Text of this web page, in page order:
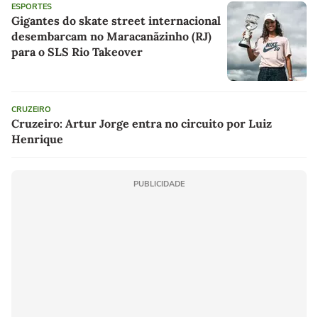
ESPORTES
Gigantes do skate street internacional
desembarcam no Maracanãzinho (RJ)
para o SLS Rio Takeover
CRUZEIRO
Cruzeiro: Artur Jorge entra no circuito por Luiz
Henrique
PUBLICIDADE